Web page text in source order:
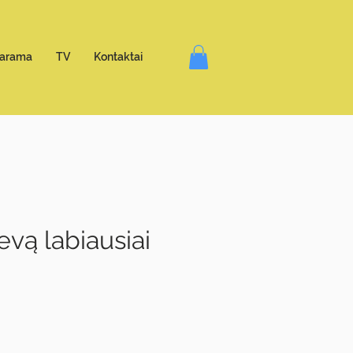
TV Kontaktai
labiausiai